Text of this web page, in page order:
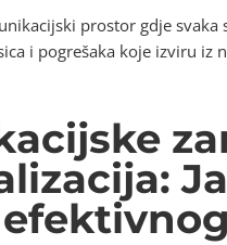
prostor gdje svaka
i pogrešaka koje izviru iz